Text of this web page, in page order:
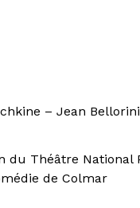
– Jean Bellorini
du Théâtre National
de Colmar